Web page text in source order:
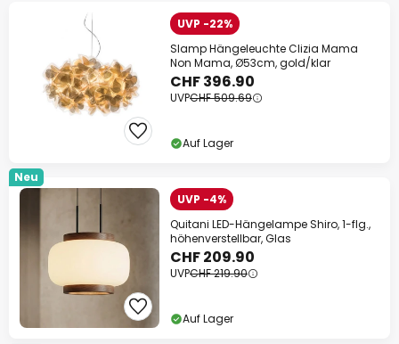
UVP -22%
Slamp Hängeleuchte Clizia Mama
Non Mama, Ø53cm, gold/klar
CHF 396.90
UVPCHF 509.69
Auf Lager
Neu
UVP -4%
Quitani LED-Hängelampe Shiro, 1-flg.,
höhenverstellbar, Glas
CHF 209.90
UVPCHF 219.90
Auf Lager